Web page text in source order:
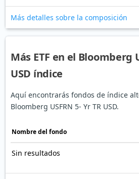
Más detalles sobre la composición
Más ETF en el Bloomberg
USD índice
Aquí encontrarás fondos de índice
Bloomberg USFRN 5- Yr TR USD.
Nombre del fondo
Sin resultados